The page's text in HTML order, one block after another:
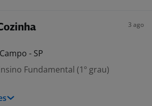
3 ago
- SP
Fundamental (1º grau)